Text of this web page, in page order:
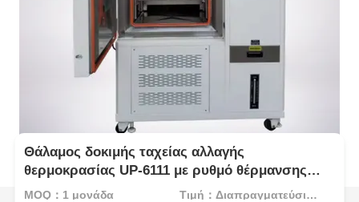
Θάλαμος δοκιμής ταχείας αλλαγής
θερμοκρασίας UP-6111 με ρυθμό θέρμανσης
5ºC/min, ανοξείδωτο ατσάλι SUS#304 και
MOQ：1 μονάδα Τιμή：Διαπραγματεύσιμος